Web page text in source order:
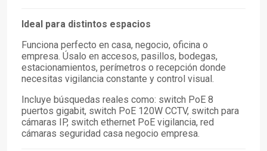
Ideal para distintos espacios
Funciona perfecto en casa, negocio, oficina o
empresa. Úsalo en accesos, pasillos, bodegas,
estacionamientos, perímetros o recepción donde
necesitas vigilancia constante y control visual.
Incluye búsquedas reales como: switch PoE 8
puertos gigabit, switch PoE 120W CCTV, switch para
cámaras IP, switch ethernet PoE vigilancia, red
cámaras seguridad casa negocio empresa.